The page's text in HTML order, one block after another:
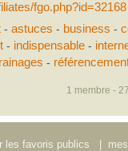
fgo.php?id=32168
- astuces - business -
- indispensable-
-
1 membre -
les favoris publics